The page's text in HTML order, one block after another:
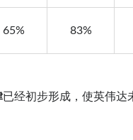
65% 83%
已经初步形成，使英伟达